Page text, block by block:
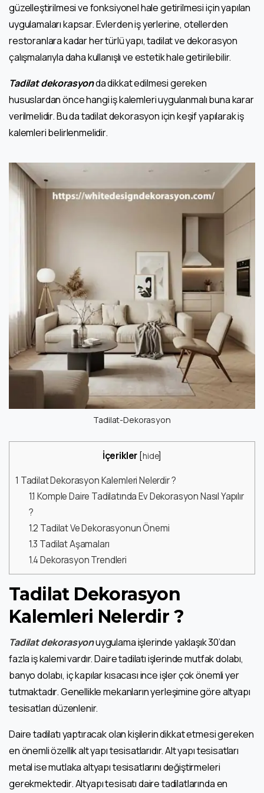
güzelleştirilmesi ve fonksiyonel hale getirilmesi için yapılan
uygulamaları kapsar. Evlerden iş yerlerine, otellerden
restoranlara kadar her türlü yapı, tadilat ve dekorasyon
çalışmalarıyla daha kullanışlı ve estetik hale getirilebilir.
Tadilat dekorasyonda dikkat edilmesi gereken
hususlardan önce hangi iş kalemleri uygulanmalı buna karar
verilmelidir. Bu da tadilat dekorasyon için keşif yapılarak iş
kalemleri belirlenmelidir.
Tadilat-Dekorasyon
İçerikler [hide]
1 Tadilat Dekorasyon Kalemleri Nelerdir ?
1.1 Komple Daire Tadilatında Ev Dekorasyon Nasıl Yapılır
?
1.2 Tadilat Ve Dekorasyonun Önemi
1.3 Tadilat Aşamaları
1.4Dekorasyon Trendleri
Tadilat Dekorasyon
Kalemleri Nelerdir ?
Tadilat dekorasyonuygulama işlerinde yaklaşık 30’dan
fazla iş kalemi vardır. Daire tadilatı işlerinde mutfak dolabı,
banyo dolabı, iç kapılar kısacası ince işler çok önemli yer
tutmaktadır. Genellikle mekanların yerleşimine göre altyapı
tesisatları düzenlenir.
Daire tadilatı yaptıracak olan kişilerin dikkat etmesi gereken
en önemli özellik alt yapı tesisatlarıdır. Alt yapı tesisatları
metal ise mutlaka altyapı tesisatlarını değiştirmeleri
gerekmektedir. Altyapı tesisatı daire tadilatlarında en